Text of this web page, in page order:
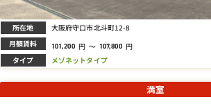
所在地 大阪府守口市北斗町12-8
月額賃料 101,200 円 ～ 107,800 円
タイプ メゾネットタイプ
満室